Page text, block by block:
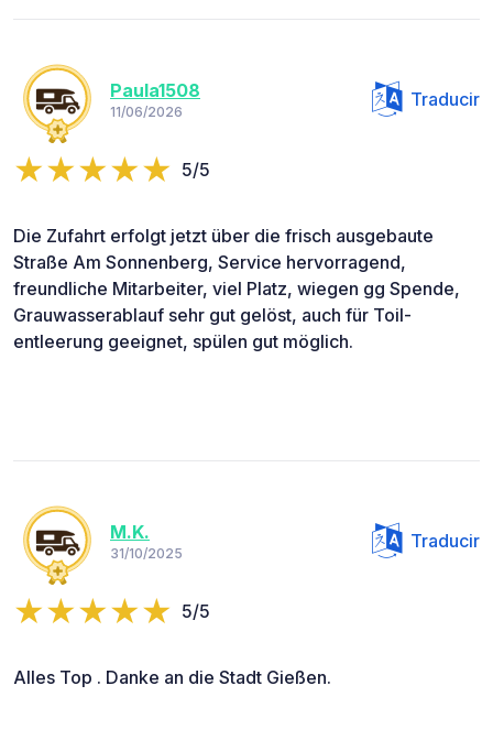
Paula1508
11/06/2026
Traducir
5/5
Die Zufahrt erfolgt jetzt über die frisch ausgebaute
Straße Am Sonnenberg, Service hervorragend,
freundliche Mitarbeiter, viel Platz, wiegen gg Spende,
Grauwasserablauf sehr gut gelöst, auch für Toil-
entleerung geeignet, spülen gut möglich.
M.K.
31/10/2025
Traducir
5/5
Alles Top . Danke an die Stadt Gießen.